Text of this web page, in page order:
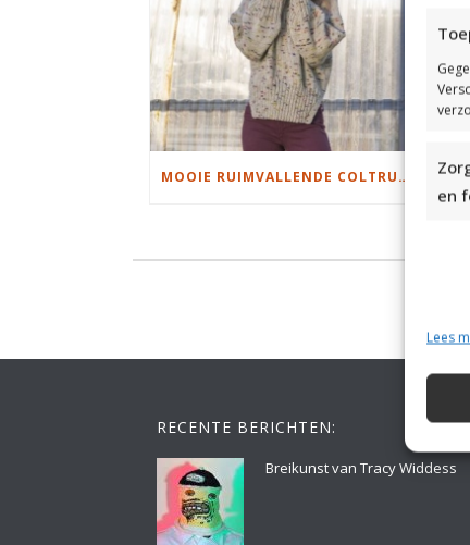
en
Lees
MOOIE RUIMVALLENDE COLTRUI BREIEN
RECENTE BERICHTEN:
Breikunst van Tracy Widdess